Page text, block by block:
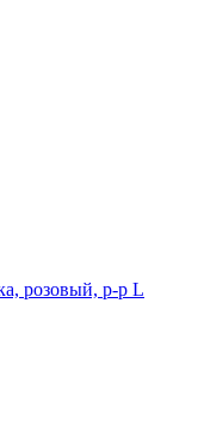
розовый, р-р L